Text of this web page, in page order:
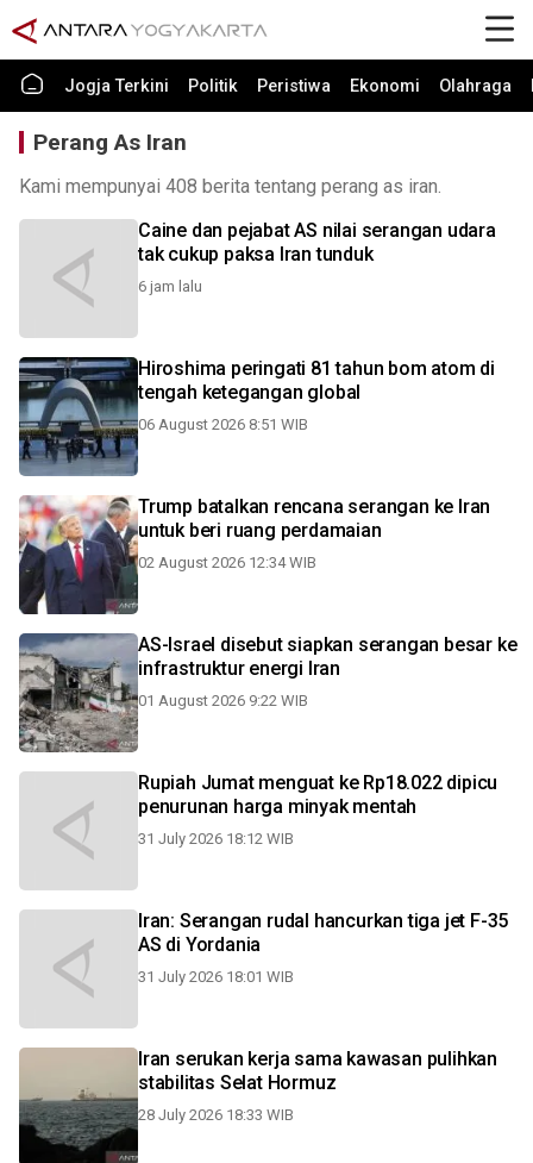
Jogja Terkini Politik Peristiwa Ekonomi Olahraga
Perang As Iran
Kami mempunyai 408 berita tentang perang as iran.
Caine dan pejabat AS nilai serangan udara
tak cukup paksa Iran tunduk
6 jam lalu
Hiroshima peringati 81 tahun bom atom di
tengah ketegangan global
06 August 2026 8:51 WIB
Trump batalkan rencana serangan ke Iran
untuk beri ruang perdamaian
02 August 2026 12:34 WIB
AS-Israel disebut siapkan serangan besar ke
infrastruktur energi Iran
01 August 2026 9:22 WIB
Rupiah Jumat menguat ke Rp18.022 dipicu
penurunan harga minyak mentah
31 July 2026 18:12 WIB
Iran: Serangan rudal hancurkan tiga jet F-35
AS di Yordania
31 July 2026 18:01 WIB
Iran serukan kerja sama kawasan pulihkan
stabilitas Selat Hormuz
28 July 2026 18:33 WIB